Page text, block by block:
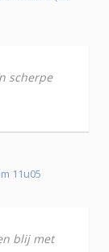
scherpe
11u05
blij met